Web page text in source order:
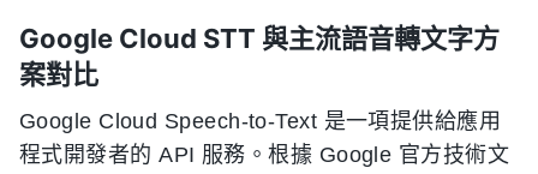
Google Cloud STT 與主流語音轉文字方
案對比
Google Cloud Speech-to-Text 是一項提供給應用
程式開發者的 API 服務。根據 Google 官方技術文